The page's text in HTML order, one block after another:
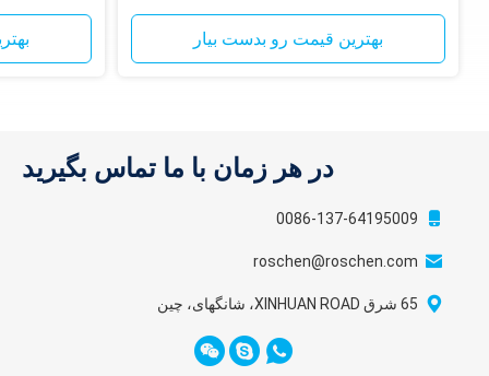
بهترین قیمت رو بدست بیار
آهن
در هر زمان با ما تماس بگیرید
0086-137-64195009
roschen@roschen.com
65 شرق XINHUAN ROAD، شانگهای، چین